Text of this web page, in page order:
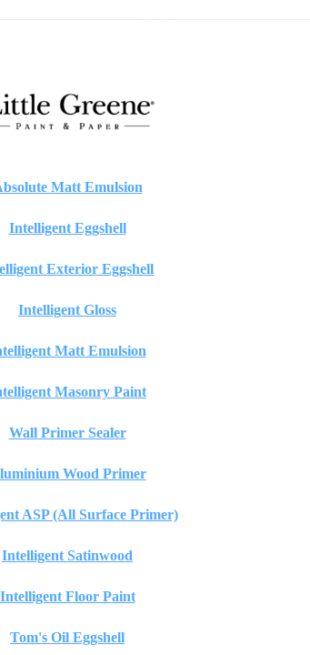
Matt Emulsion
Intelligent Eggshell
Exterior Eggshell
Intelligent Gloss
Matt Emulsion
Masonry Paint
Wall Primer Sealer
Wood Primer
ASP (All Surface Primer)
Intelligent Satinwood
Intelligent Floor Paint
Tom's Oil Eggshell